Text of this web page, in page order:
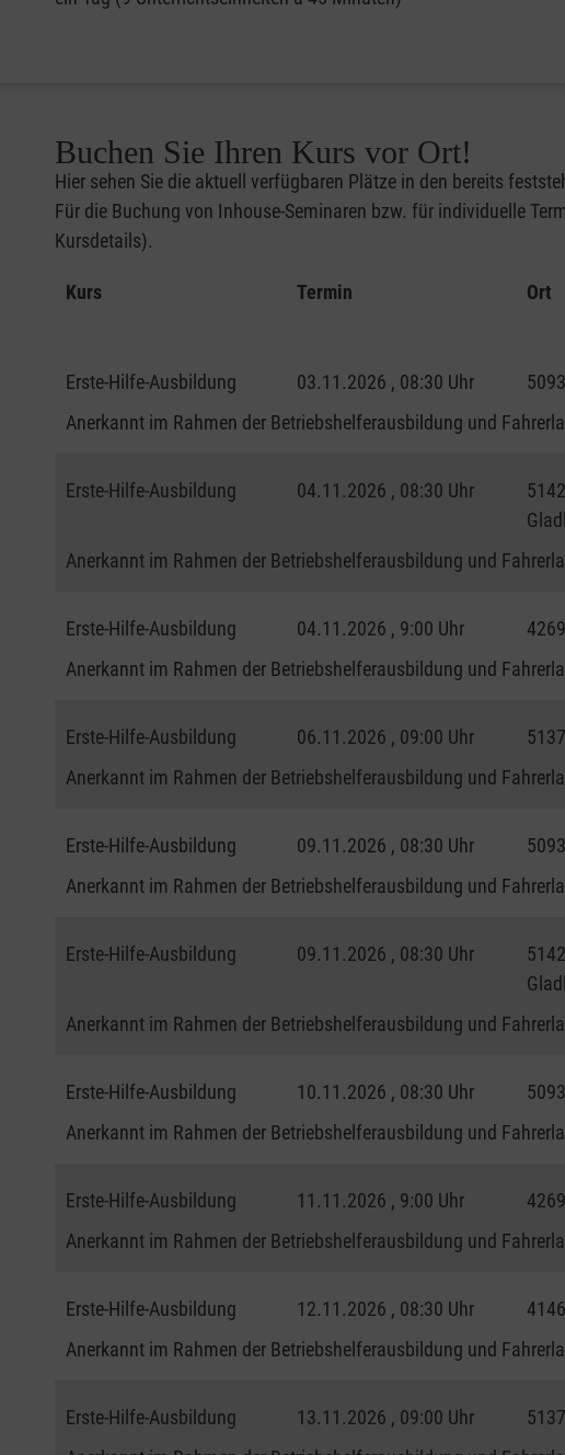
Buchen Sie Ihren Kurs vor Ort!
Hier sehen Sie die aktuell verfügbaren Plätze in den bereits
Für die Buchung von Inhouse-Seminaren bzw. für individuelle
Kursdetails).
Kurs Termin Ort
Erste-Hilfe-Ausbildung 03.11.2026 , 08:30 Uhr
Anerkannt im Rahmen der Betriebshelferausbildung und
Erste-Hilfe-Ausbildung 04.11.2026 , 08:30 Uhr
Anerkannt im Rahmen der Betriebshelferausbildung und
Erste-Hilfe-Ausbildung 04.11.2026 , 9:00 Uhr
Anerkannt im Rahmen der Betriebshelferausbildung und
Erste-Hilfe-Ausbildung 06.11.2026 , 09:00 Uhr
Anerkannt im Rahmen der Betriebshelferausbildung und
Erste-Hilfe-Ausbildung 09.11.2026 , 08:30 Uhr
Anerkannt im Rahmen der Betriebshelferausbildung und
Erste-Hilfe-Ausbildung 09.11.2026 , 08:30 Uhr
Anerkannt im Rahmen der Betriebshelferausbildung und
Erste-Hilfe-Ausbildung 10.11.2026 , 08:30 Uhr
Anerkannt im Rahmen der Betriebshelferausbildung und
Erste-Hilfe-Ausbildung 11.11.2026 , 9:00 Uhr
Anerkannt im Rahmen der Betriebshelferausbildung und
Erste-Hilfe-Ausbildung 12.11.2026 , 08:30 Uhr
Anerkannt im Rahmen der Betriebshelferausbildung und
Erste-Hilfe-Ausbildung 13.11.2026 , 09:00 Uhr